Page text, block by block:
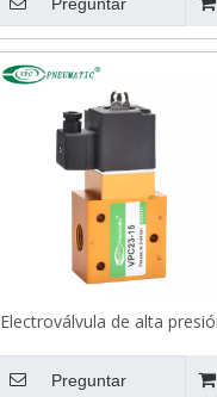
Electroválvula de alta
Preguntar